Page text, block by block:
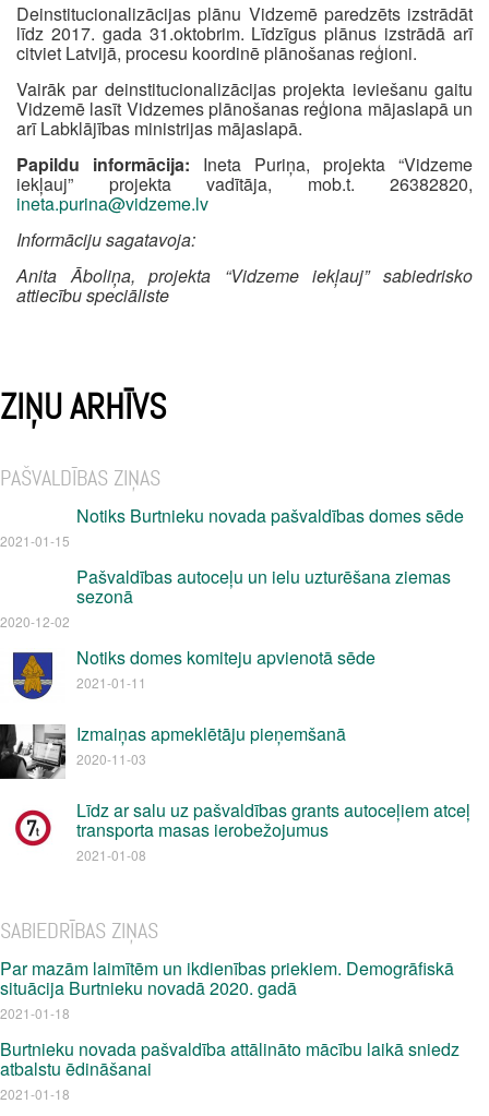
Deinstitucionalizācijas plānu Vidzemē paredzēts izstrādāt
līdz 2017. gada 31.oktobrim. Līdzīgus plānus izstrādā arī
citviet Latvijā, procesu koordinē plānošanas reģioni.
Vairāk par deinstitucionalizācijas projekta ieviešanu gaitu
Vidzemē lasīt Vidzemes plānošanas reģiona mājaslapā un
arī Labklājības ministrijas mājaslapā.
Papildu informācija: Ineta Puriņa, projekta “Vidzeme
iekļauj” projekta vadītāja, mob.t. 26382820,
ineta.purina@vidzeme.lv
Informāciju sagatavoja:
Anita Āboliņa, projekta “Vidzeme iekļauj” sabiedrisko
attiecību speciāliste
ZIŅU ARHĪVS
PAŠVALDĪBAS ZIŅAS
Notiks Burtnieku novada pašvaldības domes sēde
2021-01-15
Pašvaldības autoceļu un ielu uzturēšana ziemas
sezonā
2020-12-02
Notiks domes komiteju apvienotā sēde
2021-01-11
Izmaiņas apmeklētāju pieņemšanā
2020-11-03
Līdz ar salu uz pašvaldības grants autoceļiem atceļ
transporta masas ierobežojumus
2021-01-08
SABIEDRĪBAS ZIŅAS
Par mazām laimītēm un ikdienības priekiem. Demogrāfiskā
situācija Burtnieku novadā 2020. gadā
2021-01-18
Burtnieku novada pašvaldība attālināto mācību laikā sniedz
atbalstu ēdināšanai
2021-01-18